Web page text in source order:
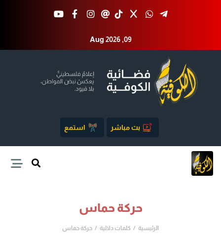
Aug 2026 ,09
بث مباشر استمع
حركة حماس
الرئيسية كلمات دلالية حركة حماس